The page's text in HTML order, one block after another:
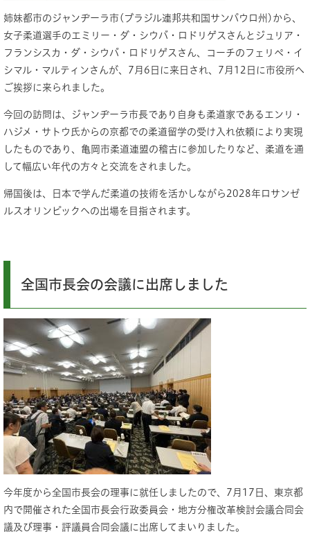
姉妹都市のジャンヂーラ市(ブラジル連邦共和国サンパウロ州)から、
女子柔道選手のエミリー・ダ・シウバ・ロドリゲスさんとジュリア・
フランシスカ・ダ・シウバ・ロドリゲスさん、コーチのフェリペ・イ
シマル・マルティンさんが、7月6日に来日され、7月12日に市役所へ
ご挨拶に来られました。
今回の訪問は、ジャンヂーラ市長であり自身も柔道家であるエンリ・
ハジメ・サトウ氏からの京都での柔道留学の受け入れ依頼により実現
したものであり、亀岡市柔道連盟の稽古に参加したりなど、柔道を通
して幅広い年代の方々と交流をされました。
帰国後は、日本で学んだ柔道の技術を活かしながら2028年ロサンゼ
ルスオリンピックへの出場を目指されます。
全国市長会の会議に出席しました
今年度から全国市長会の理事に就任しましたので、7月17日、東京都
内で開催された全国市長会行政委員会・地方分権改革検討会議合同会
議及び理事・評議員合同会議に出席してまいりました。